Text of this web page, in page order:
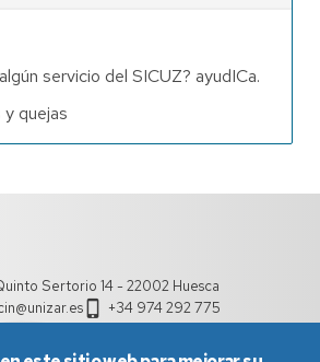
servicio del SICUZ? ayudICa.
quejas
Sertorio 14 - 22002 Huesca
+34 974 292 775